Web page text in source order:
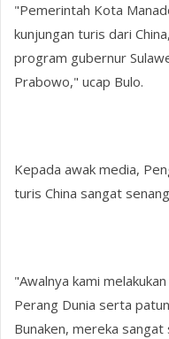
"Pemerintah Kota
kunjungan turis dari
program gubernur
Prabowo," ucap Bulo.
Kepada awak media,
turis China sangat
"Awalnya kami
Perang Dunia serta
Bunaken, mereka sangat